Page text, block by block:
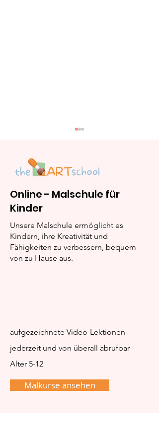
Mandalas zum
Ausmalen
Online - Malschule für
Kinder
Unsere Malschule ermöglicht es
Kindern, ihre Kreativität und
Fähigkeiten zu verbessern, bequem
von zu Hause aus.
aufgezeichnete Video-Lektionen
jederzeit und von überall abrufbar
Alter 5-12
Malkurse ansehen